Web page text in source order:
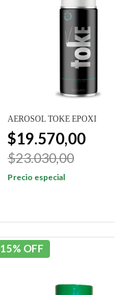
AEROSOL TOKE EPOXI
$19.570,00
$23.030,00
Precio especial
15% OFF